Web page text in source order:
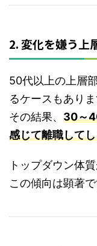
2. 変化を嫌う上
50代以上の上層
るケースもありま
その結果、 30～
感じて離職して
トップダウン体
この傾向は顕著で